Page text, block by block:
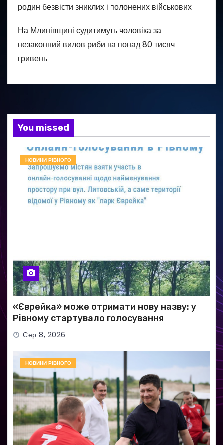
родин безвісти зниклих і полонених військових
На Млинівщині судитимуть чоловіка за
незаконний вилов риби на понад 80 тисяч
гривень
You missed
НОВИНИ РІВНОГО
«Єврейка» може отримати нову назву: у
Рівному стартувало голосування
Сер 8, 2026
НОВИНИ РІВНОГО